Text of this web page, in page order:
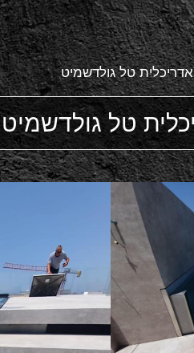
טל גולדשמיט
טל גולדשמיט